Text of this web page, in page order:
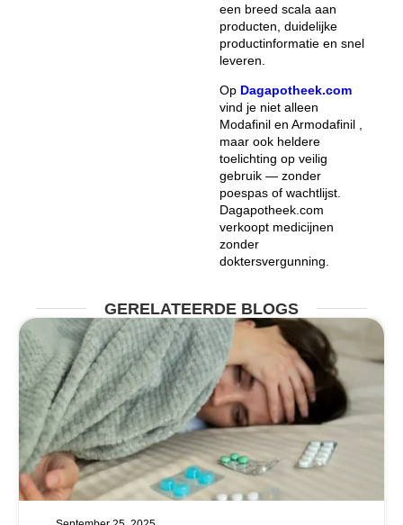
een breed scala aan
producten, duidelijke
productinformatie en snel
leveren.
Op Dagapotheek.com
vind je niet alleen
Modafinil en Armodafinil ,
maar ook heldere
toelichting op veilig
gebruik — zonder
poespas of wachtlijst.
Dagapotheek.com
verkoopt medicijnen
zonder
doktersvergunning.
GERELATEERDE BLOGS